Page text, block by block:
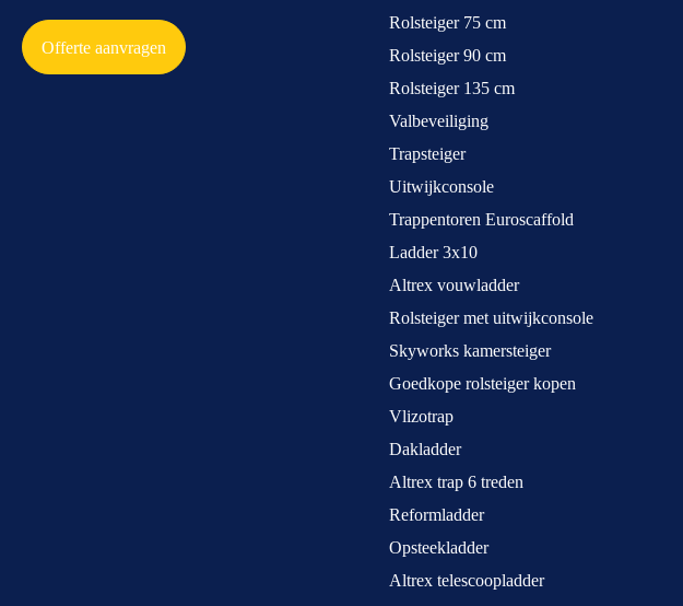
Offerte aanvragen
Rolsteiger 75 cm
Rolsteiger 90 cm
Rolsteiger 135 cm
Valbeveiliging
Trapsteiger
Uitwijkconsole
Trappentoren Euroscaffold
Ladder 3x10
Altrex vouwladder
Rolsteiger met uitwijkconsole
Skyworks kamersteiger
Goedkope rolsteiger kopen
Vlizotrap
Dakladder
Altrex trap 6 treden
Reformladder
Opsteekladder
Altrex telescoopladder